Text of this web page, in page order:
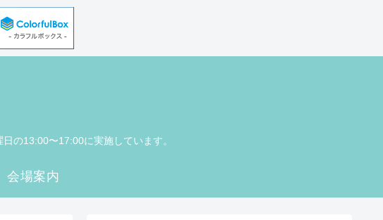
の13:00〜17:00に実施しています。
会場案内